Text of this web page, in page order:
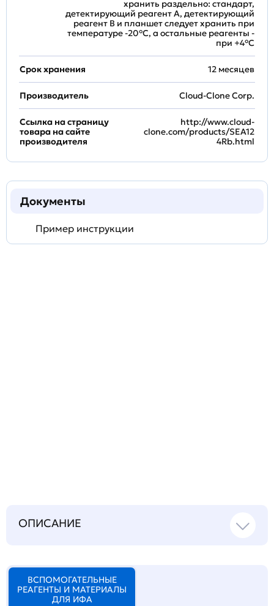
хранить раздельно: стандарт,
детектирующий реагент A, детектирующий
реагент B и планшет следует хранить при
температуре -20°C, а остальные реагенты -
при +4°С
Срок хранения 12 месяцев
Производитель Cloud-Clone Corp.
Ссылка на страницу
товара на сайте
производителя
http://www.cloud-
clone.com/products/SEA12
4Rb.html
Документы
Пример инструкции
ОПИСАНИЕ
ВСПОМОГАТЕЛЬНЫЕ
РЕАГЕНТЫ И МАТЕРИАЛЫ
ДЛЯ ИФА